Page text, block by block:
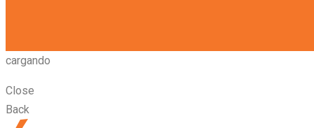
cargando
Close
Back